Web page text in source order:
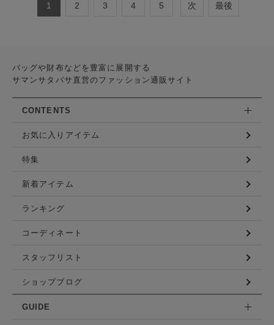
1
2 3 4 5 次 最後
バッグや財布などを豊富に展開する
サマンサタバサ直営のファッション通販サイト
CONTENTS
お気に入りアイテム
特集
新着アイテム
ランキング
コーディネート
スタッフリスト
ショップブログ
GUIDE